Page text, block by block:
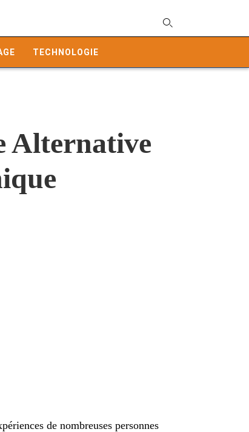
TECHNOLOGIE
Alternative
de nombreuses personnes